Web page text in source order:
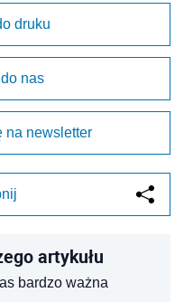
druku
nas
na newsletter
artykułu
bardzo ważna